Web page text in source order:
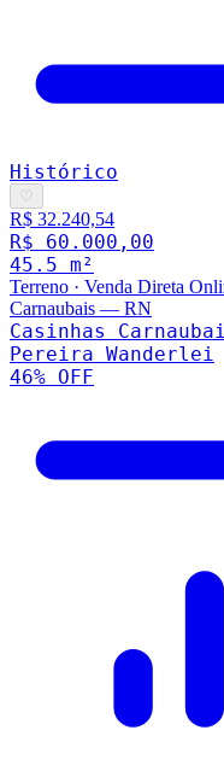
Histórico
♡
R$ 32.240,54
R$ 60.000,00
45.5 m²
Terreno · Venda Direta
Carnaubais — RN
Casinhas
Pereira Wanderlei
46% OFF